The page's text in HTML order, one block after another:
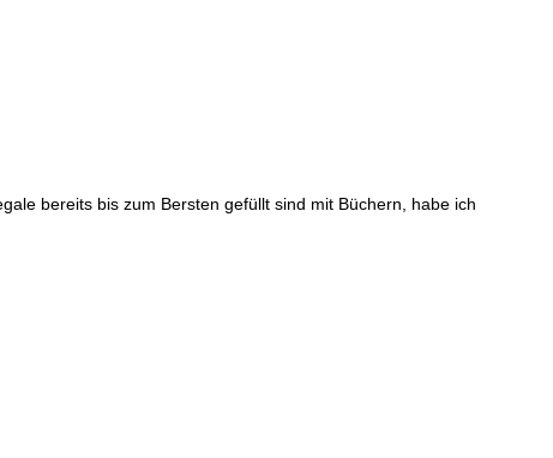
bereits bis zum Bersten gefüllt sind mit Büchern, habe ich